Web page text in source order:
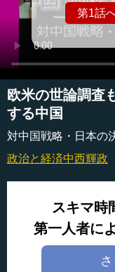
第1話
欧米の世論調査
する中国
対中国戦略・日本の
政治と経済中西輝政
スキマ時
第一人者に